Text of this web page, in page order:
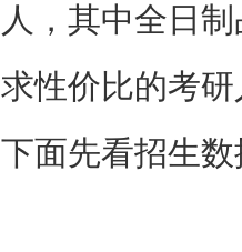
人，其中全日
求性价比的考研
下面先看招生数